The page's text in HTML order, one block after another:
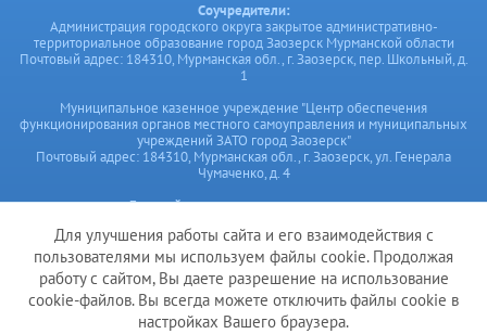
Соучредители:
Администрация городского округа закрытое административно-
территориальное образование город Заозерск Мурманской области
Почтовый адрес: 184310, Мурманская обл., г. Заозерск, пер. Школьный, д.
1
Муниципальное казенное учреждение "Центр обеспечения
функционирования органов местного самоуправления и муниципальных
учреждений ЗАТО город Заозерск"
Почтовый адрес: 184310, Мурманская обл., г. Заозерск, ул. Генерала
Чумаченко, д. 4
Главный редактор сетевого издания:
Е-mail: cof@zatozaozersk.ru,
тел. ред. 8 (81556) 3-23-94;
Почтовый адрес редакции: 184310, Мурманская обл., г. Заозерск, ул.
Генерала Чумаченко, д.4
Для улучшения работы сайта и его взаимодействия с
пользователями мы используем файлы cookie. Продолжая
работу с сайтом, Вы даете разрешение на использование
cookie-файлов. Вы всегда можете отключить файлы cookie в
настройках Вашего браузера.